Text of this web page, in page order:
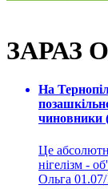
ЗАРАЗ
На
чиновники
Це
нігелізм -
Ольга